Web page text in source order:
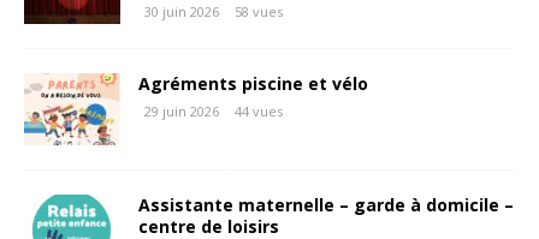
30 juin 2026 58 vues
Agréments piscine et vélo
29 juin 2026 44 vues
Assistante maternelle – garde à domicile –
centre de loisirs